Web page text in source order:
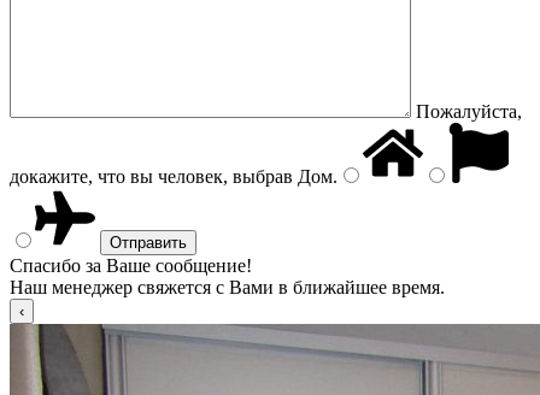
Пожалуйста,
докажите, что вы человек, выбрав Дом.
Спасибо за Ваше сообщение!
Наш менеджер свяжется с Вами в ближайшее время.